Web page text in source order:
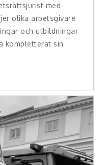
med
olika arbetsgivare
och utbildningar
kompletterat sin